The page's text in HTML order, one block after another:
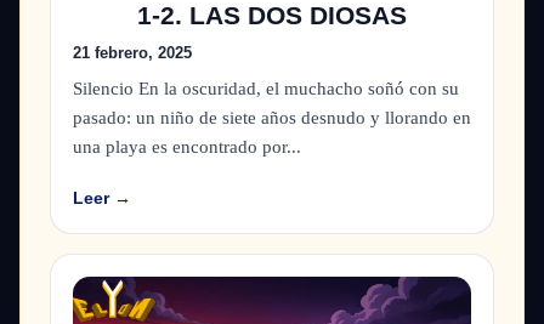
1-2. LAS DOS DIOSAS
21 febrero, 2025
Silencio En la oscuridad, el muchacho soñó con su
pasado: un niño de siete años desnudo y llorando en
una playa es encontrado por...
Leer →